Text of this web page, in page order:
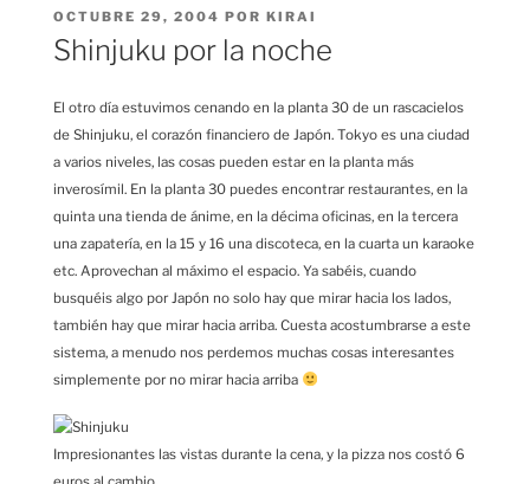
PUBLICADO
EL
OCTUBRE 29, 2004 POR KIRAI
Shinjuku por la noche
El otro día estuvimos cenando en la planta 30 de un rascacielos
de Shinjuku, el corazón financiero de Japón. Tokyo es una ciudad
a varios niveles, las cosas pueden estar en la planta más
inverosímil. En la planta 30 puedes encontrar restaurantes, en la
quinta una tienda de ánime, en la décima oficinas, en la tercera
una zapatería, en la 15 y 16 una discoteca, en la cuarta un karaoke
etc. Aprovechan al máximo el espacio. Ya sabéis, cuando
busquéis algo por Japón no solo hay que mirar hacia los lados,
también hay que mirar hacia arriba. Cuesta acostumbrarse a este
sistema, a menudo nos perdemos muchas cosas interesantes
simplemente por no mirar hacia arriba
Impresionantes las vistas durante la cena, y la pizza nos costó 6